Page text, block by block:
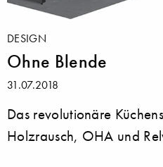
DESIGN
Ohne Blende
31.07.2018
Das revolutionäre
Holzrausch, OHA und